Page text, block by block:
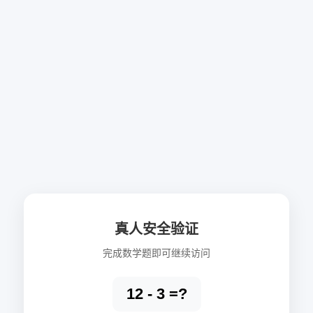
真人安全验证
完成数学题即可继续访问
12 - 3 =?